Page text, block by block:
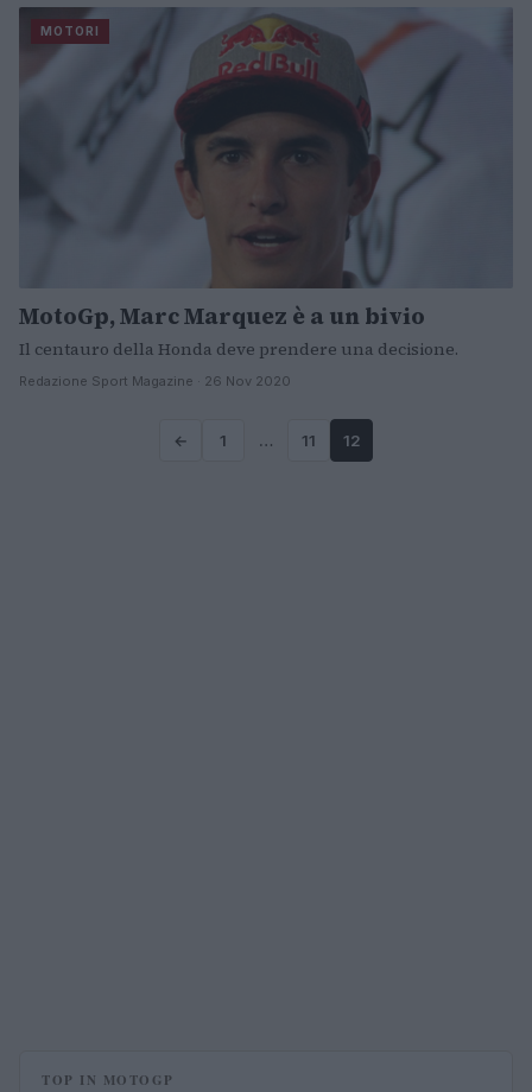
MOTORI
MotoGp, Marc Marquez è a un bivio
Il centauro della Honda deve prendere una decisione.
Redazione Sport Magazine · 26 Nov 2020
← 1 … 11 12
TOP IN MOTOGP